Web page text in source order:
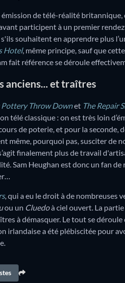
de télé-réalité britannique,
participent à un premier
souhaitent en apprendre plus
Hotel, même principe, sauf que
fait référence se déroule
anciens... et traîtres
Pottery Throw Downet The Repair
télé classique : on est très loin
de poterie, et pour la seconde,
même, pourquoi pas, susciter de
finalement plus de travail
Sam Heughan est donc un fan de
, qui a eu le droit à de nombreuses
ou un Cluedoà ciel ouvert. La
à démasquer. Le tout se
irlandaise a été plébiscitée pour